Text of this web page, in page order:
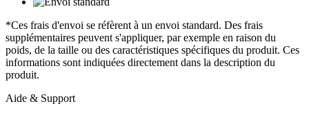
*Ces frais d'envoi se réfèrent à un envoi standard. Des frais
supplémentaires peuvent s'appliquer, par exemple en raison du
poids, de la taille ou des caractéristiques spécifiques du produit. Ces
informations sont indiquées directement dans la description du
produit.
Aide & Support